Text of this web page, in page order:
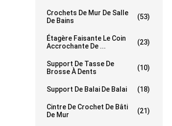
Crochets De Mur De Salle
De Bains
(53)
Étagère Faisante Le Coin
Accrochante De ...
(23)
Support De Tasse De
Brosse À Dents
(10)
Support De Balai De Balai (18)
Cintre De Crochet De Bâti
De Mur
(21)